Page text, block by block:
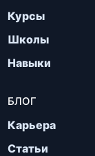
Курсы
Школы
Навыки
БЛОГ
Карьера
Статьи